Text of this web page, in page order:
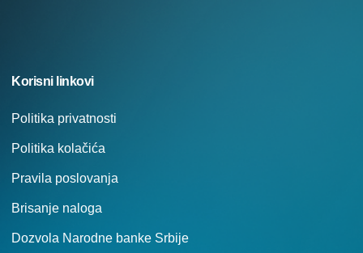
Korisni linkovi
Politika privatnosti
Politika kolačića
Pravila poslovanja
Brisanje naloga
Dozvola Narodne banke Srbije